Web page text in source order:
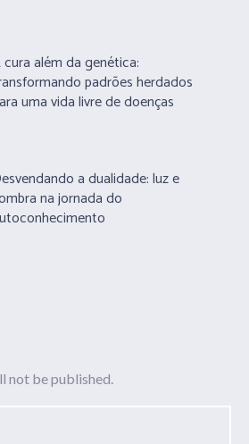
cura além da genética:
padrões herdados
uma vida livre de doenças
a dualidade: luz e
na jornada do
not be published.